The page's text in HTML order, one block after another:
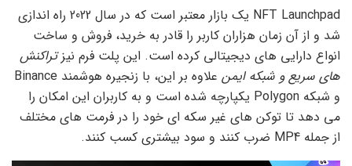
NFT Launchpad یک بازار معتبر است که در سال 2022 راه اندازی
شد و از آن زمان هزاران کاربر را قادر به خرید، فروش و ساخت
انواع دارایی های دیجیتالی کرده است. این پلت فرم نیزتراکنش
های سریع و شبکه ایمن
علاوه بر این، با زنجیره هوشمند Binance
و شبکه Polygon یکپارچه شده است و به کاربران این امکان را
می دهد تا توکن های غیر سکه ای خود را در فرمت های مختلف
از جمله MP4 ضرب کنند و سود بیشتری کسب کنند.